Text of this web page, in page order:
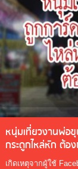
หนุ่มเที่ยวงานพ่อ
กระดูกไหล่หัก ต้อ
เกิดเหตุจากผู้ใช้